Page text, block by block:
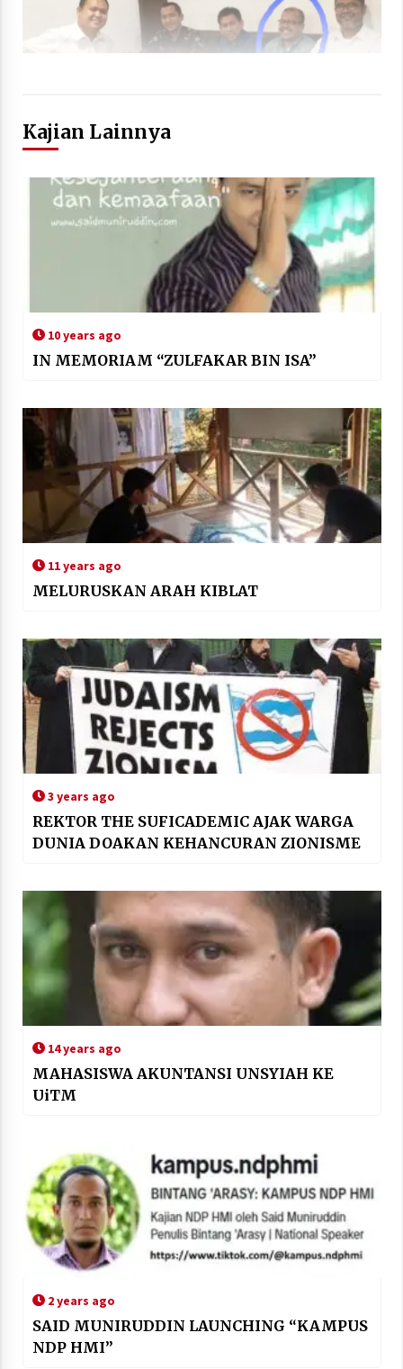
Kajian Lainnya
10 years ago
IN MEMORIAM “ZULFAKAR BIN ISA”
11 years ago
MELURUSKAN ARAH KIBLAT
3 years ago
REKTOR THE SUFICADEMIC AJAK WARGA
DUNIA DOAKAN KEHANCURAN ZIONISME
14 years ago
MAHASISWA AKUNTANSI UNSYIAH KE
UiTM
2 years ago
SAID MUNIRUDDIN LAUNCHING “KAMPUS
NDP HMI”